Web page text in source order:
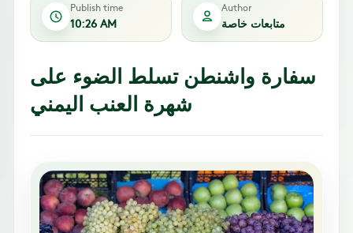
Publish time
10:26 AM
Author
متابعات خاصة
سفارة واشنطن تسلط الضوء على
شهرة العنب اليمني